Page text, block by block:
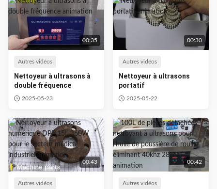
00:35
Autres vidéos
Nettoyeur à ultrasons à
double fréquence
2025-05-23
00:30
Autres vidéos
Nettoyeur à ultrasons
portatif
2025-05-22
00:43
Autres vidéos
00:42
Autres vidéos